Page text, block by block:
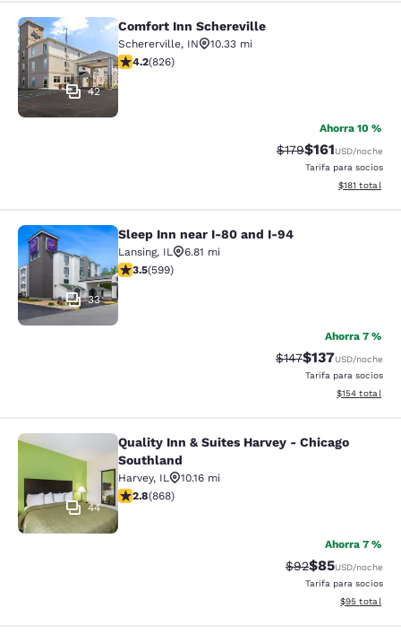
Comfort Inn Schereville
42
Comfort Inn Schereville
Schererville, IN
10.33 mi
calificación de 4.18 estrellas. Muy bueno. 826 reseñas
4.2(826)
Ahorra 10 %
Precio tachado:
$179Precio con
$161USD/noche
Tarifa para socios
Ver detalles
$181 total
Sleep Inn near I-80 and I-94
33
Sleep Inn near I-80 and I-94
Lansing, IL
6.81 mi
calificación de 3.54 estrellas. Bueno. 599 reseñas
3.5(599)
Ahorra 7 %
Precio tachado:
$147Precio con
$137USD/noche
Tarifa para socios
Ver detalles
$154 total
Quality Inn & Suites Harvey -
44
Quality Inn & Suites Harvey - Chicago
Southland
Harvey, IL
10.16 mi
calificación de 2.82 estrellas. Feria. 868 reseñas
2.8(868)
Ahorra 7 %
Precio tachado:
$92Precio con
$85USD/noche
Tarifa para socios
Ver detalles
$95 total